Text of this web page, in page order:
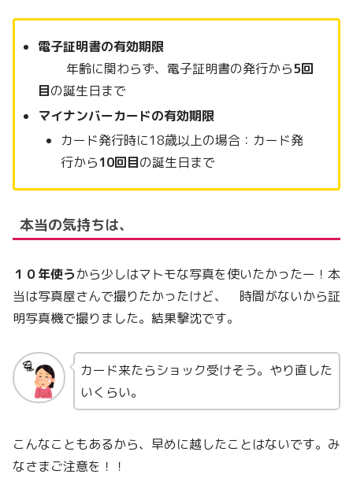
電子証明書の有効期限
年齢に関わらず、電子証明書の発行から5回
目の誕生日まで
マイナンバーカードの有効期限
カード発行時に18歳以上の場合：カード発
行から10回目の誕生日まで
本当の気持ちは、
１０年使うから少しはマトモな写真を使いたかったー！本
当は写真屋さんで撮りたかったけど、 時間がないから証
明写真機で撮りました。結果撃沈です。
カード来たらショック受けそう。やり直した
いくらい。
こんなこともあるから、早めに越したことはないです。み
なさまご注意を！！